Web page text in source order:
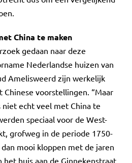
China te maken
gedaan naar deze
Nederlandse huizen van
Amelisweerd zijn werkelijk
Chinese voorstellingen. “Maar
echt veel met China te
speciaal voor de West-
grofweg in de periode 1750-
mooi kloppen met de jaren
huis aan de Ginnekenstraat